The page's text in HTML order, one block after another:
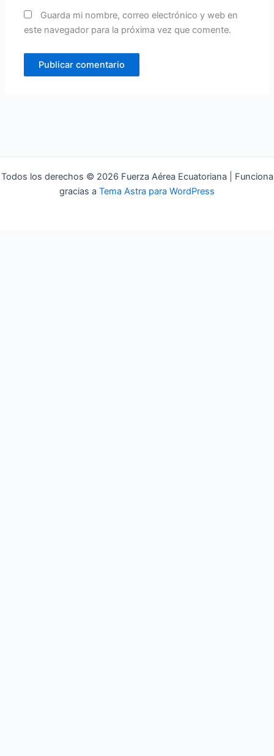
Guarda mi nombre, correo electrónico y web en
este navegador para la próxima vez que comente.
Todos los derechos © 2026 Fuerza Aérea Ecuatoriana | Funciona
gracias a Tema Astra para WordPress